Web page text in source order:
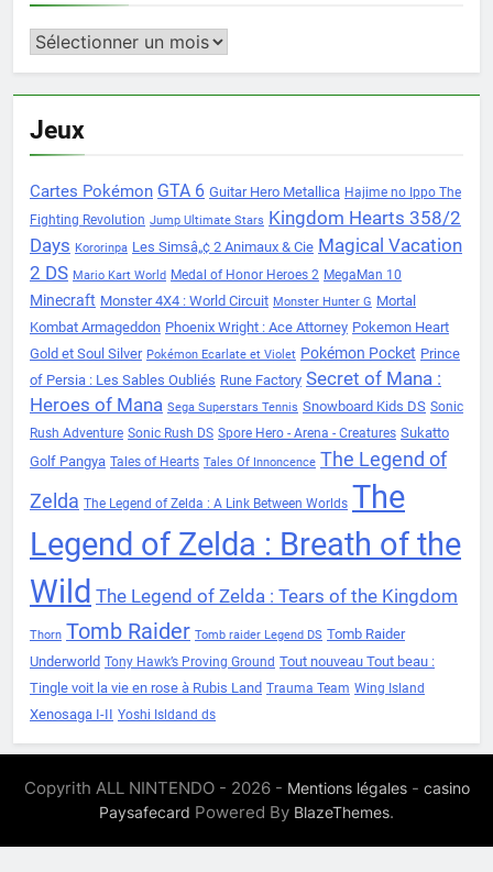
Archives
Jeux
Cartes Pokémon GTA 6 Guitar Hero Metallica Hajime no Ippo The
Fighting Revolution Jump Ultimate Stars Kingdom Hearts 358/2
Days Kororinpa Les Simsâ„¢ 2 Animaux & Cie Magical Vacation
2 DS Mario Kart World Medal of Honor Heroes 2 MegaMan 10
Minecraft Monster 4X4 : World Circuit Monster Hunter G Mortal
Kombat Armageddon Phoenix Wright : Ace Attorney Pokemon Heart
Gold et Soul Silver Pokémon Ecarlate et Violet Pokémon Pocket Prince
of Persia : Les Sables Oubliés Rune Factory Secret of Mana :
Heroes of Mana Sega Superstars Tennis Snowboard Kids DS Sonic
Rush Adventure Sonic Rush DS Spore Hero - Arena - Creatures Sukatto
Golf Pangya Tales of Hearts Tales Of Innoncence The Legend of
Zelda The Legend of Zelda : A Link Between Worlds The
Legend of Zelda : Breath of the
Wild The Legend of Zelda : Tears of the Kingdom
Thorn Tomb Raider Tomb raider Legend DS Tomb Raider
Underworld Tony Hawk’s Proving Ground Tout nouveau Tout beau :
Tingle voit la vie en rose à Rubis Land Trauma Team Wing Island
Xenosaga I-II Yoshi Isldand ds
Copyrith ALL NINTENDO - 2026 - Mentions légales- casino
Paysafecard Powered By BlazeThemes.